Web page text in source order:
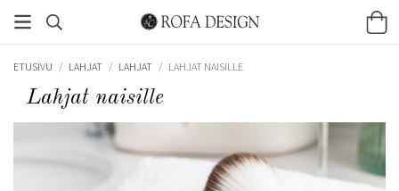
ETUSIVU / LAHJAT / LAHJAT / LAHJAT NAISILLE
Lahjat naisille